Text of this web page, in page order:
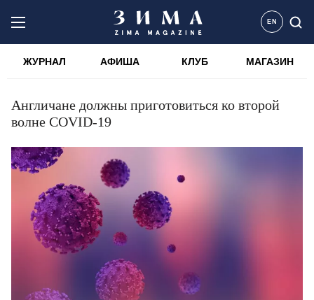
EN
ЖУРНАЛ АФИША КЛУБ МАГАЗИН
Англичане должны приготовиться ко второй
волне COVID-19